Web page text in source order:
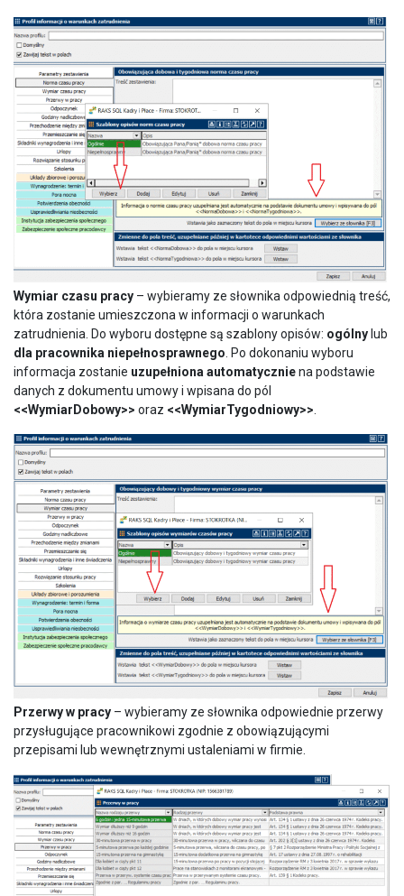
Wymiar czasu pracy – wybieramy ze słownika odpowiednią treść,
która zostanie umieszczona w informacji o warunkach
zatrudnienia. Do wyboru dostępne są szablony opisów: ogólny lub
dla pracownika niepełnosprawnego . Po dokonaniu wyboru
informacja zostanie uzupełniona automatyczniena podstawie
danych z dokumentu umowy i wpisana do pól
<<WymiarDobowy>> oraz <<WymiarTygodniowy>>
Przerwy w pracy – wybieramy ze słownika odpowiednie przerwy
przysługujące pracownikowi zgodnie z obowiązującymi
przepisami lub wewnętrznymi ustaleniami w firmie.